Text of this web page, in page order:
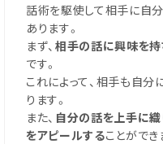
話術を駆使して相手に自
あります。
まず、 相手の話に興味を持
です。
これによって、相手も自
ります。
また、 自分の話を上手に
をアピールすることができ